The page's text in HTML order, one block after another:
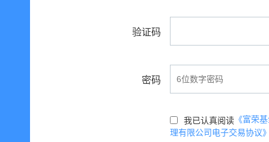
验证码
密码
我已认真阅读 《富荣
理有限公司电子交易协议